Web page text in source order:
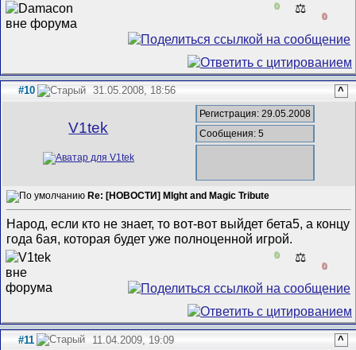
0 ⚖️
0
#10 31.05.2008, 18:56 ^
V1tek
Регистрация: 29.05.2008
Сообщения: 5
Re: [НОВОСТИ] MIght and Magic Tribute
Народ, если кто не знает, то вот-вот выйдет бета5, а концу
года 6ая, которая будет уже полноценной игрой.
0 ⚖️
0
#11 11.04.2009, 19:09 ^